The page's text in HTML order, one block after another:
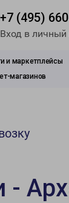
+7 (495)
Вход в личный
и маркетплейсы
магазинов